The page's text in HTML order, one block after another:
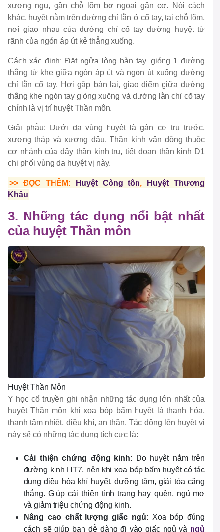
xương ngụ, gần chỗ lõm bờ ngoại gân cơ. Nói cách
khác, huyệt nằm trên đường chỉ lằn ở cổ tay, tại chỗ lõm,
nơi giao nhau của đường chỉ cổ tay đường huyệt từ
rãnh của ngón áp út kẻ thẳng xuống.
Cách xác định: Đặt ngửa lòng bàn tay, gióng 1 đường
thẳng từ khe giữa ngón áp út và ngón út xuống đường
chỉ lằn cổ tay. Hơi gập bàn lại, giao điểm giữa đường
thẳng khe ngón tay gióng xuống và đường lằn chỉ cổ tay
chính là vị trí huyệt Thần môn.
Giải phẫu: Dưới da vùng huyệt là gân cơ trụ trước,
xương tháp và xương đậu. Thần kinh vận động thuộc
cơ nhánh của dây thần kinh trụ, tiết đoạn thần kinh D1
chi phối vùng da huyệt vị này.
>> ĐỌC THÊM: Huyệt Công tôn,
Huyệt Thương
Khâu
3. Những tác dụng nổi bật nhất
của huyệt Thần môn
Huyệt Thần Môn
Y học cổ truyền ghi nhận những tác dụng lớn nhất của
huyệt Thần môn khi xoa bóp bấm huyệt là thanh hỏa,
thanh tâm nhiệt, điều khí, an thần. Tác động lên huyệt vị
này sẽ có những tác dụng tích cực là:
Cải thiện chứng động kinh: Do huyệt nằm trên
đường kinh HT7, nên khi xoa bóp bấm huyệt có tác
dụng điều hòa khí huyết, dưỡng tâm, giải tỏa căng
thẳng. Giúp cải thiện tình trạng hay quên, ngủ mơ
và giảm triệu chứng động kinh.
Nâng cao chất lượng giấc ngủ: Xoa bóp đúng
cách sẽ giúp bạn dễ dàng đi vào giấc ngủ và ngủ